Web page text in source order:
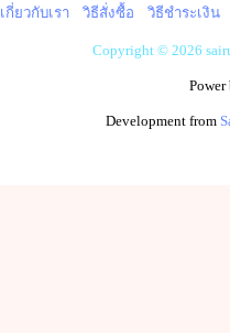
เกี่ยวกับเรา วิธีสั่งซื้อ วิธีชำระเงิน
Copyright © 2026
Development from